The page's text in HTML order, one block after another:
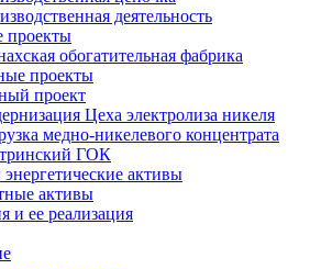
деятельность
проекты
обогатительная фабрика
проекты
проект
Цеха электролиза никеля
медно-никелевого концентрата
ГОК
активы
активы
и ее реализация